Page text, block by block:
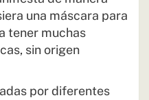
una máscara para
tener muchas
sin origen
por diferentes